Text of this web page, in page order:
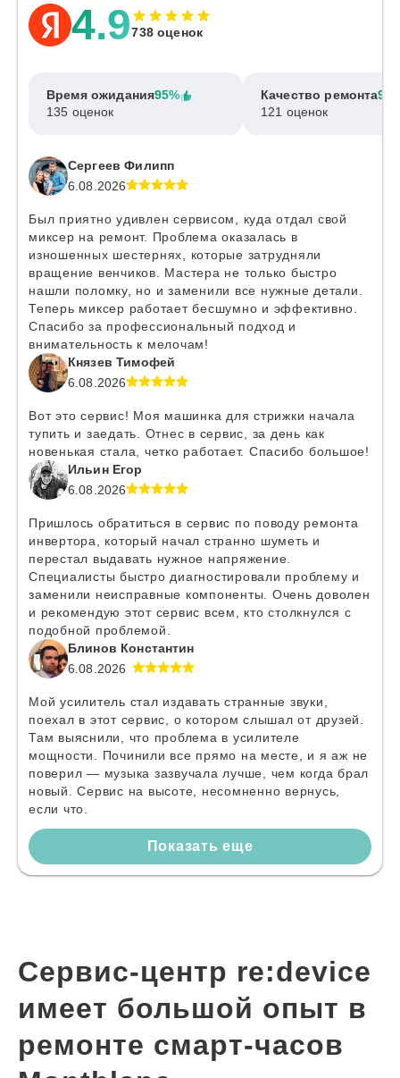
4.9738 оценок
Время ожидания95%
135 оценок
Качество ремонта
121 оценок
Сергеев Филипп
6.08.2026
Был приятно удивлен сервисом, куда отдал свой
миксер на ремонт. Проблема оказалась в
изношенных шестернях, которые затрудняли
вращение венчиков. Мастера не только быстро
нашли поломку, но и заменили все нужные детали.
Теперь миксер работает бесшумно и эффективно.
Спасибо за профессиональный подход и
внимательность к мелочам!
Князев Тимофей
6.08.2026
Вот это сервис! Моя машинка для стрижки начала
тупить и заедать. Отнес в сервис, за день как
новенькая стала, четко работает. Спасибо большое!
Ильин Егор
6.08.2026
Пришлось обратиться в сервис по поводу ремонта
инвертора, который начал странно шуметь и
перестал выдавать нужное напряжение.
Специалисты быстро диагностировали проблему и
заменили неисправные компоненты. Очень доволен
и рекомендую этот сервис всем, кто столкнулся с
подобной проблемой.
Блинов Константин
6.08.2026
Мой усилитель стал издавать странные звуки,
поехал в этот сервис, о котором слышал от друзей.
Там выяснили, что проблема в усилителе
мощности. Починили все прямо на месте, и я аж не
поверил — музыка зазвучала лучше, чем когда брал
новый. Сервис на высоте, несомненно вернусь,
если что.
Показать еще
Сервис-центр re:device
имеет большой опыт в
ремонте смарт-часов